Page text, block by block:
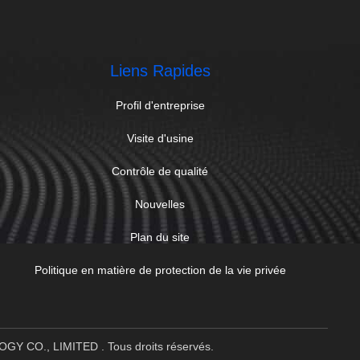
Liens Rapides
Profil d'entreprise
Visite d'usine
Contrôle de qualité
Nouvelles
Plan du site
Politique en matière de protection de la vie privée
CO., LIMITED . Tous droits réservés.